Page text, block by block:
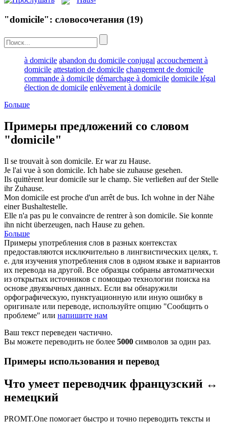
"domicile": словосочетания (19)
à domicile abandon du domicile conjugal accouchement à
domicile attestation de domicile changement de domicile
commande à domicile démarchage à domicile domicile légal
élection de domicile enlèvement à domicile
Больше
Примеры предложений со словом
"domicile"
Il se trouvait à son domicile. Er warzu Hause.
Je l'ai vue à son domicile. Ich habe sie zuhause gesehen.
Ils quittèrent leurdomicile sur le champ. Sie verließen auf der Stelle
ihr Zuhause.
Mon domicile est proche d'un arrêt de bus. Ich wohne in der Nähe
einer Bushaltestelle.
Elle n'a pas pu le convaincre de rentrer à son domicile. Sie konnte
ihn nicht überzeugen, nach Hause zu gehen.
Больше
Примеры употребления слов в разных контекстах
предоставляются исключительно в лингвистических целях, т.
е. для изучения употребления слов в одном языке и вариантов
их перевода на другой. Все образцы собраны автоматически
из открытых источников с помощью технологии поиска на
основе двуязычных данных. Если вы обнаружили
орфографическую, пунктуационную или иную ошибку в
оригинале или переводе, используйте опцию "Сообщить о
проблеме" или напишите нам
Ваш текст переведен частично.
Вы можете переводить не более 5000 символов за один раз.
Примеры использования и перевод
Что умеет переводчик французский ↔
немецкий
PROMT.One помогает быстро и точно переводить тексты и